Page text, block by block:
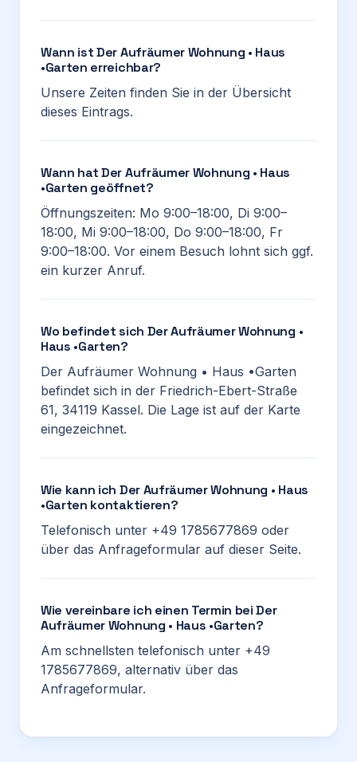
Wann ist Der Aufräumer Wohnung • Haus
•Garten erreichbar?
Unsere Zeiten finden Sie in der Übersicht
dieses Eintrags.
Wann hat Der Aufräumer Wohnung • Haus
•Garten geöffnet?
Öffnungszeiten: Mo 9:00–18:00, Di 9:00–
18:00, Mi 9:00–18:00, Do 9:00–18:00, Fr
9:00–18:00. Vor einem Besuch lohnt sich ggf.
ein kurzer Anruf.
Wo befindet sich Der Aufräumer Wohnung •
Haus •Garten?
Der Aufräumer Wohnung • Haus •Garten
befindet sich in der Friedrich-Ebert-Straße
61, 34119 Kassel. Die Lage ist auf der Karte
eingezeichnet.
Wie kann ich Der Aufräumer Wohnung • Haus
•Garten kontaktieren?
Telefonisch unter +49 1785677869 oder
über das Anfrageformular auf dieser Seite.
Wie vereinbare ich einen Termin bei Der
Aufräumer Wohnung • Haus •Garten?
Am schnellsten telefonisch unter +49
1785677869, alternativ über das
Anfrageformular.